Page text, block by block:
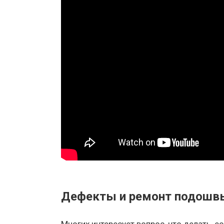
Дефекты и ремонт